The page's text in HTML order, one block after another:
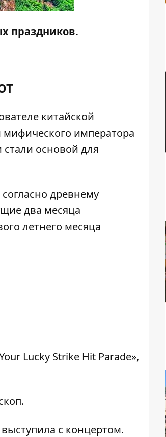
праздников.
китайской
императора
основой для
древнему
два месяца
летнего месяца
Lucky Strike Hit Parade»,
с концертом.